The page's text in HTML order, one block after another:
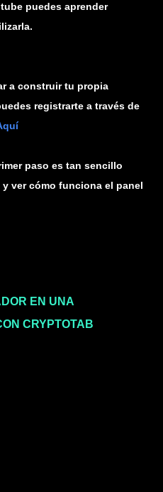
puedes aprender
a construir tu propia
registrarte a través de
paso es tan sencillo
ver cómo funciona el panel
EN UNA
CRYPTOTAB